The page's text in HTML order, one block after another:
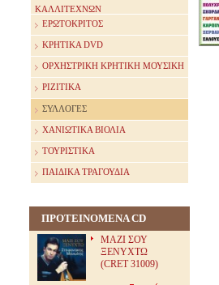
ΚΑΛΛΙΤΕΧΝΩΝ
ΕΡΩΤΟΚΡΙΤΟΣ
ΚΡΗΤΙΚΑ DVD
ΟΡΧΗΣΤΡΙΚΗ ΚΡΗΤΙΚΗ ΜΟΥΣΙΚΗ
ΡΙΖΙΤΙΚΑ
ΣΥΛΛΟΓΕΣ
ΧΑΝΙΩΤΙΚΑ ΒΙΟΛΙΑ
ΤΟΥΡΙΣΤΙΚΑ
ΠΑΙΔΙΚΑ ΤΡΑΓΟΥΔΙΑ
ΠΡΟΤΕΙΝΟΜΕΝΑ CD
ΜΑΖΙ ΣΟΥ
ΞΕΝΥΧΤΩ
(CRET 31009)